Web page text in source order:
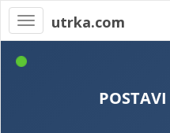
Toggle
navigation
utrka.com